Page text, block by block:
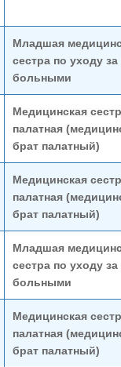
Младшая
сестра по уходу за
больными
Медицинская
палатная
брат палатный)
Медицинская
палатная
брат палатный)
Младшая
сестра по уходу за
больными
Медицинская
палатная
брат палатный)